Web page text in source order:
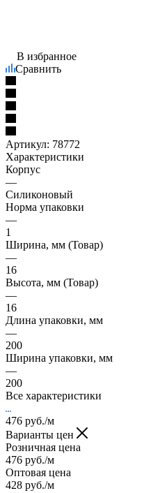
В избранное
Сравнить
Артикул: 78772
Характеристики
Корпус
—
Силиконовый
Норма упаковки
—
1
Ширина, мм (Товар)
—
16
Высота, мм (Товар)
—
16
Длина упаковки, мм
—
200
Ширина упаковки, мм
—
200
Все характеристики
476 руб./м
Варианты цен
Розничная цена
476 руб./м
Оптовая цена
428 руб./м